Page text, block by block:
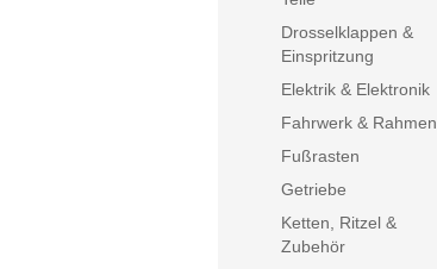
Drosselklappen &
Einspritzung
Elektrik & Elektronik
Fahrwerk & Rahmen
Fußrasten
Getriebe
Ketten, Ritzel &
Zubehör